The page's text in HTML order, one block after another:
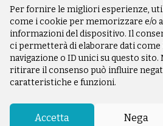
©Copyright 2003 –
Italiano Soka Gakkai. Tutti i
P.IVA: 04935120487 | Sede
Per fornire le migliori esperienze,
come i cookie per memorizzare e/o
informazioni del dispositivo. Il
ci permetterà di elaborare dati
navigazione o ID unici su questo
ritirare il consenso può influire
caratteristiche e funzioni.
Accetta Nega